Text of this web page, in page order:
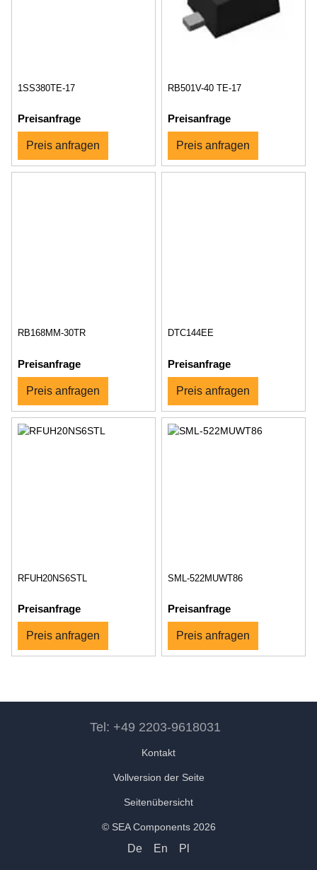
1SS380TE-17
Preisanfrage
Preis anfragen
RB501V-40 TE-17
Preisanfrage
Preis anfragen
RB168MM-30TR
Preisanfrage
Preis anfragen
DTC144EE
Preisanfrage
Preis anfragen
RFUH20NS6STL
Preisanfrage
Preis anfragen
SML-522MUWT86
Preisanfrage
Preis anfragen
Tel: +49 2203-9618031
Kontakt
Vollversion der Seite
Seitenübersicht
© SEA Components 2026
De En Pl